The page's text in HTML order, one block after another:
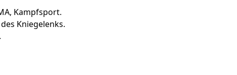
Kampfsport.
Kniegelenks.